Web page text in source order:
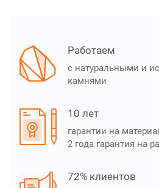
Работаем
с натуральными и
камнями
10 лет
гарантии на
2 года гарантия на
72% клиентов